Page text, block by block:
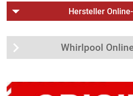
Hersteller
Whirlpool